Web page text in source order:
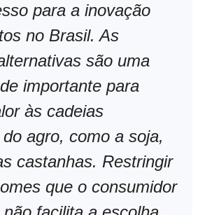
para a inovação
no Brasil. As
são uma
importante para
às cadeias
agro, como a soja,
castanhas. Restringir
que o consumidor